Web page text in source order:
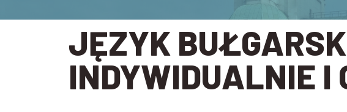
JĘZYK
INDYWIDUALNIE I